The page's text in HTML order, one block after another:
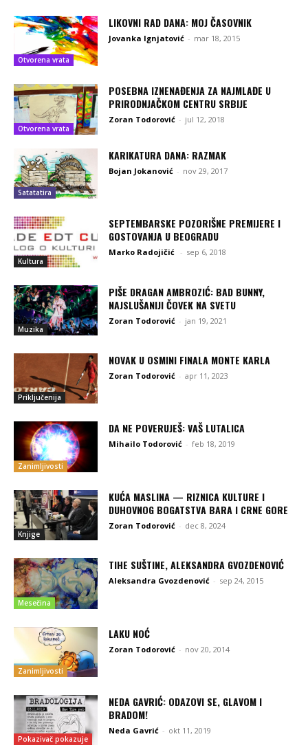
Otvorena vrata
LIKOVNI RAD DANA: MOJ ČASOVNIK
Jovanka Ignjatović - mar 18, 2015
Otvorena vrata
POSEBNA IZNENAĐENJA ZA NAJMLAĐE U
PRIRODNJAČKOM CENTRU SRBIJE
Zoran Todorović - jul 12, 2018
Satatatira
KARIKATURA DANA: RAZMAK
Bojan Jokanović - nov 29, 2017
Kultura
SEPTEMBARSKE POZORIŠNE PREMIJERE I
GOSTOVANJA U BEOGRADU
Marko Radojičić - sep 6, 2018
Muzika
PIŠE DRAGAN AMBROZIĆ: BAD BUNNY,
NAJSLUŠANIJI ČOVEK NA SVETU
Zoran Todorović - jan 19, 2021
Priključenija
NOVAK U OSMINI FINALA MONTE KARLA
Zoran Todorović - apr 11, 2023
Zanimljivosti
DA NE POVERUJEŠ: VAŠ LUTALICA
Mihailo Todorović - feb 18, 2019
Knjige
KUĆA MASLINA — RIZNICA KULTURE I
DUHOVNOG BOGATSTVA BARA I CRNE GORE
Zoran Todorović - dec 8, 2024
Mesečina
TIHE SUŠTINE, ALEKSANDRA GVOZDENOVIĆ
Aleksandra Gvozdenović - sep 24, 2015
Zanimljivosti
LAKU NOĆ
Zoran Todorović - nov 20, 2014
Pokazivač pokazuje
NEDA GAVRIĆ: ODAZOVI SE, GLAVOM I
BRADOM!
Neda Gavrić - okt 11, 2019